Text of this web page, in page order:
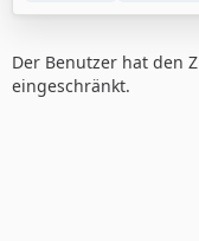
Der Benutzer hat den
eingeschränkt.